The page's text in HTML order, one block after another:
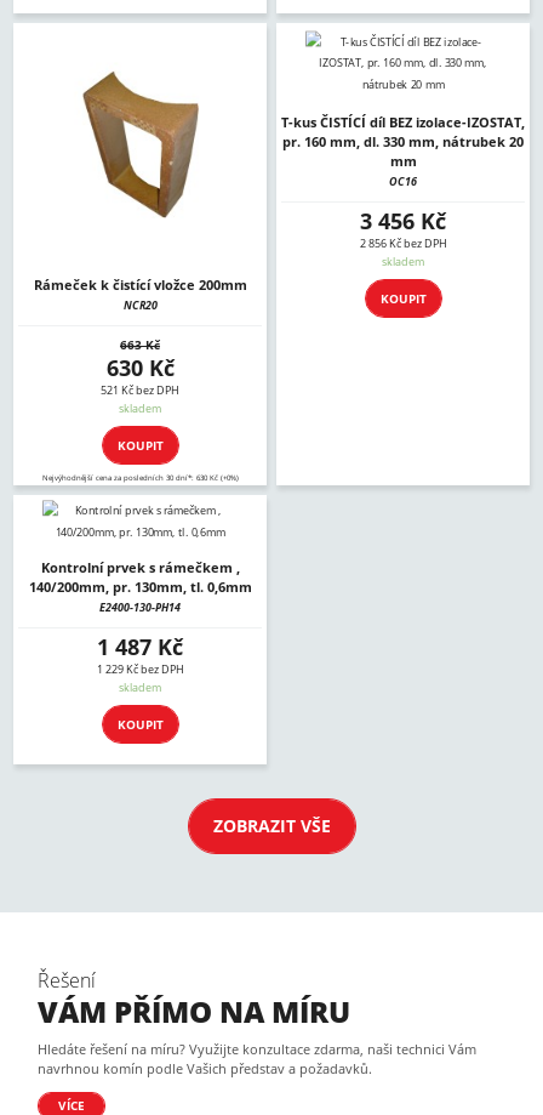
Rámeček k čistící vložce 200mm
NCR20
663 Kč
630 Kč
521 Kč bez DPH
skladem
KOUPIT
Nejvýhodnější cena za posledních 30 dní*: 630 Kč (+0%)
T-kus ČISTÍCÍ díl BEZ izolace-IZOSTAT,
pr. 160 mm, dl. 330 mm, nátrubek 20
mm
OC16
3 456 Kč
2 856 Kč bez DPH
skladem
KOUPIT
Kontrolní prvek s rámečkem ,
140/200mm, pr. 130mm, tl. 0,6mm
E2400-130-PH14
1 487 Kč
1 229 Kč bez DPH
skladem
KOUPIT
ZOBRAZIT VŠE
Řešení
VÁM PŘÍMO NA MÍRU
Hledáte řešení na míru? Využijte konzultace zdarma, naši technici Vám
navrhnou komín podle Vašich představ a požadavků.
VÍCE